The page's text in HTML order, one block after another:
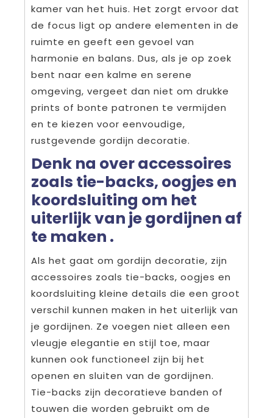
kamer van het huis. Het zorgt ervoor dat
de focus ligt op andere elementen in de
ruimte en geeft een gevoel van
harmonie en balans. Dus, als je op zoek
bent naar een kalme en serene
omgeving, vergeet dan niet om drukke
prints of bonte patronen te vermijden
en te kiezen voor eenvoudige,
rustgevende gordijn decoratie.
Denk na over accessoires
zoals tie-backs, oogjes en
koordsluiting om het
uiterlijk van je gordijnen af
te maken .
Als het gaat om gordijn decoratie, zijn
accessoires zoals tie-backs, oogjes en
koordsluiting kleine details die een groot
verschil kunnen maken in het uiterlijk van
je gordijnen. Ze voegen niet alleen een
vleugje elegantie en stijl toe, maar
kunnen ook functioneel zijn bij het
openen en sluiten van de gordijnen.
Tie-backs zijn decoratieve banden of
touwen die worden gebruikt om de